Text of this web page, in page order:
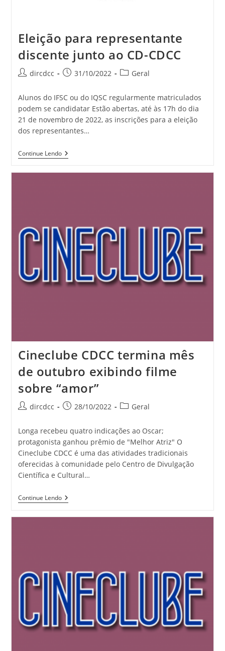
Eleição para representante
discente junto ao CD-CDCC
dircdcc 31/10/2022 Geral
Alunos do IFSC ou do IQSC regularmente matriculados
podem se candidatar Estão abertas, até às 17h do dia
21 de novembro de 2022, as inscrições para a eleição
dos representantes…
Continue Lendo
Cineclube CDCC termina mês
de outubro exibindo filme
sobre “amor”
dircdcc 28/10/2022 Geral
Longa recebeu quatro indicações ao Oscar;
protagonista ganhou prêmio de "Melhor Atriz" O
Cineclube CDCC é uma das atividades tradicionais
oferecidas à comunidade pelo Centro de Divulgação
Científica e Cultural…
Continue Lendo